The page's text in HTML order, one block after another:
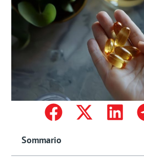
Sommario